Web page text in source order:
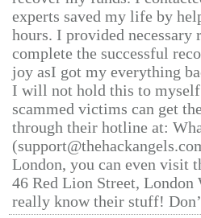
experts saved my life by
hours. I provided
complete the successful
joy asI got my everything
I will not hold this to
scammed victims can get
through their hotline at:
London, you can even visit
46 Red Lion Street, London
really know their stuff!